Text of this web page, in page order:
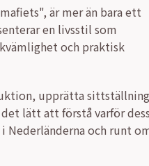
är mer än bara ett
en livsstil som
och praktisk
upprätta sittställning
lätt att förstå varför
Nederländerna och runt